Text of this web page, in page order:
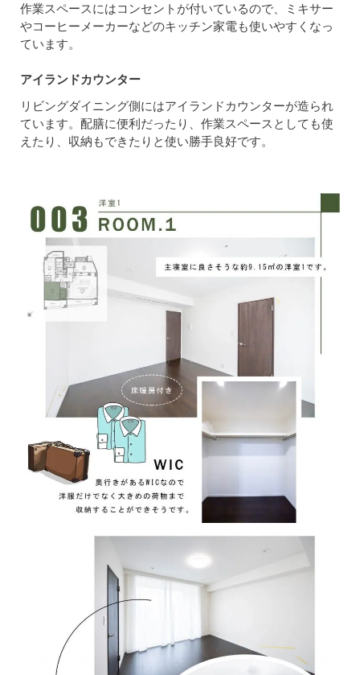
作業スペースにはコンセントが付いているので、ミキサー
やコーヒーメーカーなどのキッチン家電も使いやすくなっ
ています。
アイランドカウンター
リビングダイニング側にはアイランドカウンターが造られ
ています。配膳に便利だったり、作業スペースとしても使
えたり、収納もできたりと使い勝手良好です。